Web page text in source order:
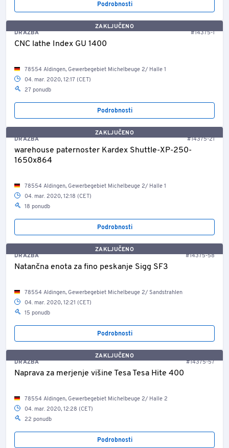
Podrobnosti
ZAKLJUČENO
DRAŽBA
#14375-1
CNC lathe Index GU 1400
78554 Aldingen, Gewerbegebiet Michelbeuge 2/ Halle 1
04. mar. 2020, 12:17 (CET)
27 ponudb
Podrobnosti
ZAKLJUČENO
DRAŽBA
#14375-21
warehouse paternoster Kardex Shuttle-XP-250-
1650x864
78554 Aldingen, Gewerbegebiet Michelbeuge 2/ Halle 1
04. mar. 2020, 12:18 (CET)
18 ponudb
Podrobnosti
ZAKLJUČENO
DRAŽBA
#14375-58
Natančna enota za fino peskanje Sigg SF3
78554 Aldingen, Gewerbegebiet Michelbeuge 2/ Sandstrahlen
04. mar. 2020, 12:21 (CET)
15 ponudb
Podrobnosti
ZAKLJUČENO
DRAŽBA
#14375-57
Naprava za merjenje višine Tesa Tesa Hite 400
78554 Aldingen, Gewerbegebiet Michelbeuge 2/ Halle 2
04. mar. 2020, 12:28 (CET)
22 ponudb
Podrobnosti